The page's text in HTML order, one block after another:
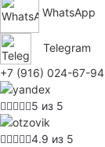
WhatsApp
Telegram
+7 (916) 024-67-94
5 из 5
4.9 из 5